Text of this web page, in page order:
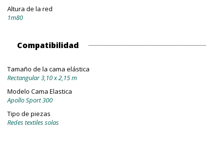
Altura de la red
1m80
Compatibilidad
Tamaño de la cama elástica
Rectangular 3,10 x 2,15 m
Modelo Cama Elastica
Apollo Sport 300
Tipo de piezas
Redes textiles solas